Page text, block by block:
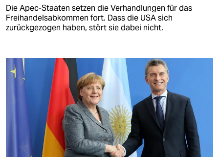
Die Apec-Staaten setzen die Verhandlungen für das
Freihandelsabkommen fort. Dass die USA sich
zurückgezogen haben, stört sie dabei nicht.